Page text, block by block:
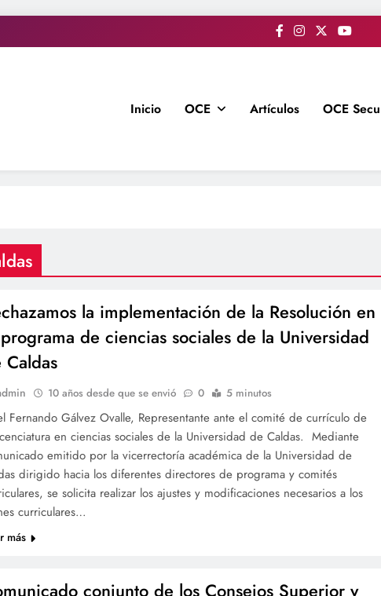
Inicio OCE Artículos OCE
la implementación de la Resolución en
de ciencias sociales de la Universidad
Caldas
10 años desde que se envió 0 5 minutos
Fernando Gálvez Ovalle, Representante ante el comité de currículo de
en ciencias sociales de la Universidad de Caldas. Mediante
emitido por la vicerrectoría académica de la Universidad de
dirigido hacia los diferentes directores de programa y comités
se solicita realizar los ajustes y modificaciones necesarios a los
curriculares…
más
conjunto de los Consejos Superior y